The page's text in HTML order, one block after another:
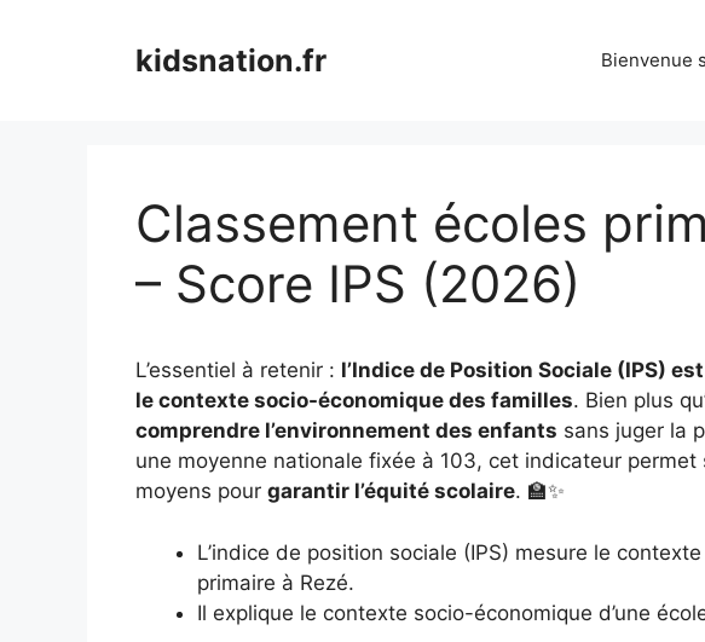
kidsnation.fr Bienvenue
Classement écoles
– Score IPS (2026)
L’essentiel à retenir : l’Indice de Position Sociale (IPS)
le contexte socio-économique des familles. Bien plus
comprendre l’environnement des enfants sans juger la
une moyenne nationale fixée à 103, cet indicateur
moyens pour garantir l’équité scolaire. 🏫✨
L’indice de position sociale (IPS) mesure le
primaire à Rezé.
Il explique le contexte socio-économique d’une